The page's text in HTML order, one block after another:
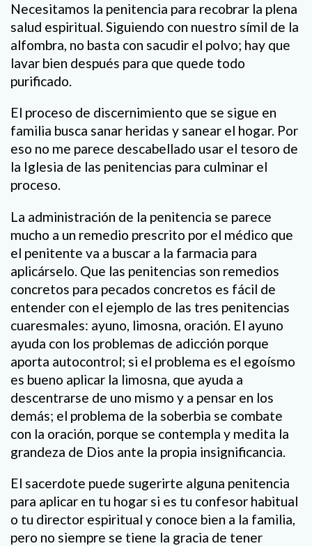
Necesitamos la penitencia para recobrar la plena
salud espiritual. Siguiendo con nuestro símil de la
alfombra, no basta con sacudir el polvo; hay que
lavar bien después para que quede todo
purificado.
El proceso de discernimiento que se sigue en
familia busca sanar heridas y sanear el hogar. Por
eso no me parece descabellado usar el tesoro de
la Iglesia de las penitencias para culminar el
proceso.
La administración de la penitencia se parece
mucho a un remedio prescrito por el médico que
el penitente va a buscar a la farmacia para
aplicárselo. Que las penitencias son remedios
concretos para pecados concretos es fácil de
entender con el ejemplo de las tres penitencias
cuaresmales: ayuno, limosna, oración. El ayuno
ayuda con los problemas de adicción porque
aporta autocontrol; si el problema es el egoísmo
es bueno aplicar la limosna, que ayuda a
descentrarse de uno mismo y a pensar en los
demás; el problema de la soberbia se combate
con la oración, porque se contempla y medita la
grandeza de Dios ante la propia insignificancia.
El sacerdote puede sugerirte alguna penitencia
para aplicar en tu hogar si es tu confesor habitual
o tu director espiritual y conoce bien a la familia,
pero no siempre se tiene la gracia de tener